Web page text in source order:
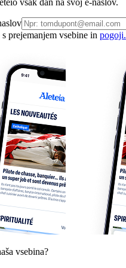
vsak dan na svoj e-naslov.
s prejemanjem vsebine in pogoji.
vsebina?